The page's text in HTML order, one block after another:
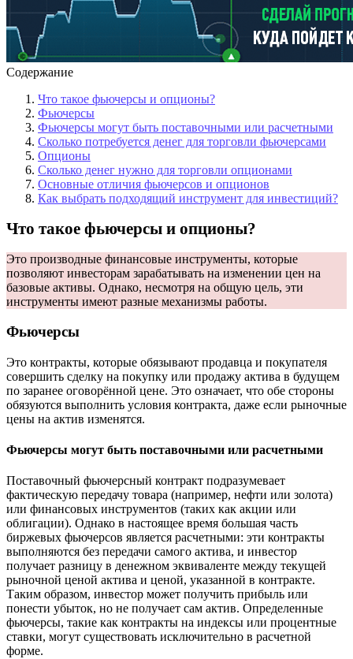
Содержание
Что такое фьючерсы и опционы?
Фьючерсы
Фьючерсы могут быть поставочными или расчетными
Сколько потребуется денег для торговли фьючерсами
Опционы
Сколько денег нужно для торговли опционами
Основные отличия фьючерсов и опционов
Как выбрать подходящий инструмент для инвестиций?
Что такое фьючерсы и опционы?
Это производные финансовые инструменты, которые
позволяют инвесторам зарабатывать на изменении цен на
базовые активы. Однако, несмотря на общую цель, эти
инструменты имеют разные механизмы работы.
Фьючерсы
Это контракты, которые обязывают продавца и покупателя
совершить сделку на покупку или продажу актива в будущем
по заранее оговорённой цене. Это означает, что обе стороны
обязуются выполнить условия контракта, даже если рыночные
цены на актив изменятся.
Фьючерсы могут быть поставочными или расчетными
Поставочный фьючерсный контракт подразумевает
фактическую передачу товара (например, нефти или золота)
или финансовых инструментов (таких как акции или
облигации). Однако в настоящее время большая часть
биржевых фьючерсов является расчетными: эти контракты
выполняются без передачи самого актива, и инвестор
получает разницу в денежном эквиваленте между текущей
рыночной ценой актива и ценой, указанной в контракте.
Таким образом, инвестор может получить прибыль или
понести убыток, но не получает сам актив. Определенные
фьючерсы, такие как контракты на индексы или процентные
ставки, могут существовать исключительно в расчетной
форме.